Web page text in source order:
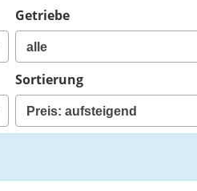
Getriebe
Sortierung